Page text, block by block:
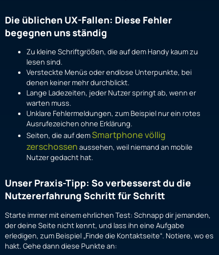
Die üblichen UX-Fallen: Diese Fehler
begegnen uns ständig
Zu kleine Schriftgrößen, die auf dem Handy kaum zu
lesen sind.
Versteckte Menüs oder endlose Unterpunkte, bei
denen keiner mehr durchblickt.
Lange Ladezeiten, jeder Nutzer springt ab, wenn er
warten muss.
Unklare Fehlermeldungen, zum Beispiel nur ein rotes
Ausrufezeichen ohne Erklärung.
Seiten, die auf demSmartphone völlig
zerschossen aussehen, weil niemand an mobile
Nutzer gedacht hat.
Unser Praxis-Tipp: So verbesserst du die
Nutzererfahrung Schritt für Schritt
Starte immer mit einem ehrlichen Test: Schnapp dir jemanden,
der deine Seite nicht kennt, und lass ihn eine Aufgabe
erledigen, zum Beispiel „Finde die Kontaktseite“. Notiere, wo es
hakt. Gehe dann diese Punkte an: